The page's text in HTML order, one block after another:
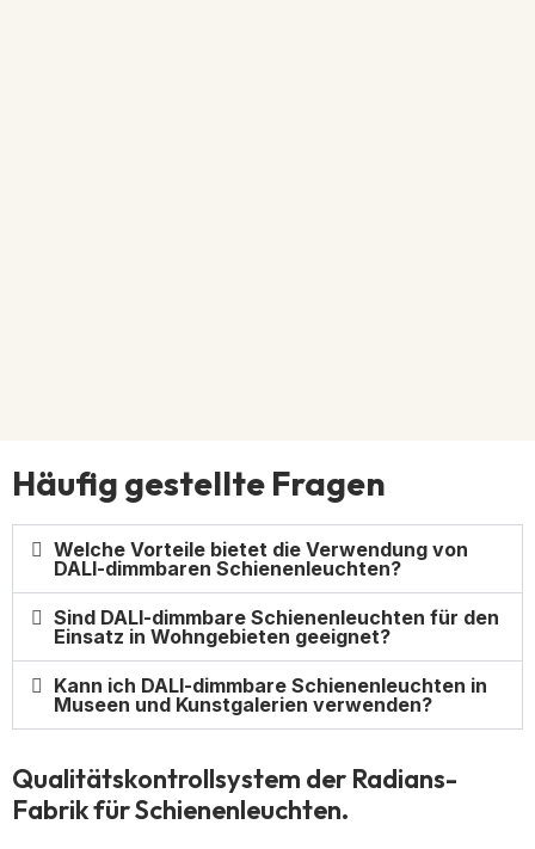
Häufig gestellte Fragen
Welche Vorteile bietet die Verwendung von
DALI-dimmbaren Schienenleuchten?
Sind DALI-dimmbare Schienenleuchten für den
Einsatz in Wohngebieten geeignet?
Kann ich DALI-dimmbare Schienenleuchten in
Museen und Kunstgalerien verwenden?
Qualitätskontrollsystem der Radians-
Fabrik für Schienenleuchten.